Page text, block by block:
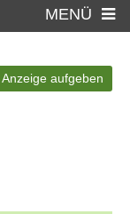
MENÜ
Anzeige aufgeben